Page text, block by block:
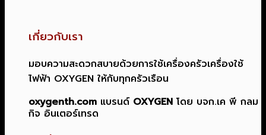
เกี่ยวกับเรา
มอบความสะดวกสบายด้วยการใช้เครื่องครัวเครื่องใช้
ไฟฟ้า OXYGEN ให้กับทุกครัวเรือน
oxygenth.com แบรนด์ OXYGEN โดย บจก.เค พี กลม
กิจ อินเตอร์เทรด